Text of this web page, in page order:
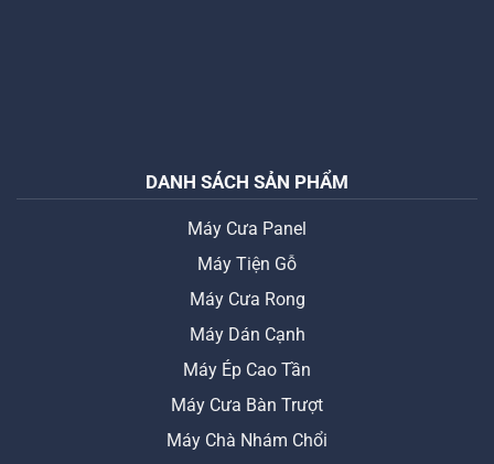
DANH SÁCH SẢN PHẨM
Máy Cưa Panel
Máy Tiện Gỗ
Máy Cưa Rong
Máy Dán Cạnh
Máy Ép Cao Tần
Máy Cưa Bàn Trượt
Máy Chà Nhám Chổi